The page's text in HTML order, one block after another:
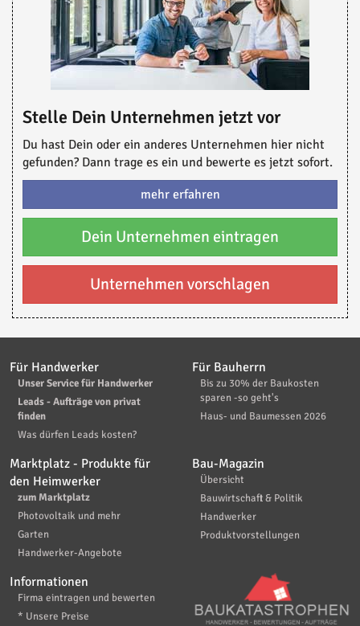
Stelle Dein Unternehmen jetzt vor
Du hast Dein oder ein anderes Unternehmen hier nicht
gefunden? Dann trage es ein und bewerte es jetzt sofort.
mehr erfahren
Dein Unternehmen eintragen
Unternehmen vorschlagen
Für Handwerker
Unser Service für Handwerker
Leads - Aufträge von privat
finden
Was dürfen Leads kosten?
Für Bauherrn
Bis zu 30% der Baukosten
sparen -so geht's
Haus- und Baumessen 2026
Marktplatz - Produkte für
den Heimwerker
zum Marktplatz
Photovoltaik und mehr
Garten
Handwerker-Angebote
Bau-Magazin
Übersicht
Bauwirtschaft & Politik
Handwerker
Produktvorstellungen
Informationen
Firma eintragen und bewerten
* Unsere Preise